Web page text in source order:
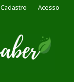
Cadastro Acesso